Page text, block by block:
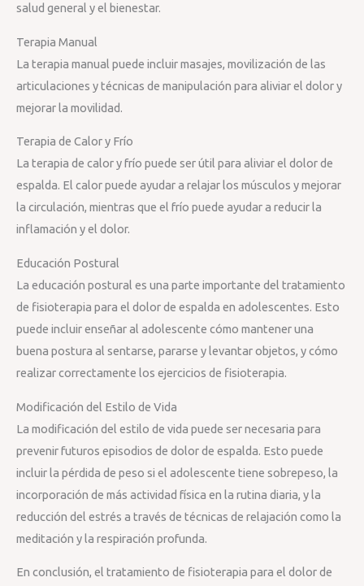
salud general y el bienestar.
Terapia Manual
La terapia manual puede incluir masajes, movilización de las
articulaciones y técnicas de manipulación para aliviar el dolor y
mejorar la movilidad.
Terapia de Calor y Frío
La terapia de calor y frío puede ser útil para aliviar el dolor de
espalda. El calor puede ayudar a relajar los músculos y mejorar
la circulación, mientras que el frío puede ayudar a reducir la
inflamación y el dolor.
Educación Postural
La educación postural es una parte importante del tratamiento
de fisioterapia para el dolor de espalda en adolescentes. Esto
puede incluir enseñar al adolescente cómo mantener una
buena postura al sentarse, pararse y levantar objetos, y cómo
realizar correctamente los ejercicios de fisioterapia.
Modificación del Estilo de Vida
La modificación del estilo de vida puede ser necesaria para
prevenir futuros episodios de dolor de espalda. Esto puede
incluir la pérdida de peso si el adolescente tiene sobrepeso, la
incorporación de más actividad física en la rutina diaria, y la
reducción del estrés a través de técnicas de relajación como la
meditación y la respiración profunda.
En conclusión, el tratamiento de fisioterapia para el dolor de